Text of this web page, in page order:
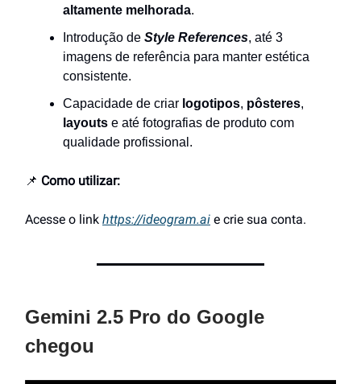
altamente melhorada.
Introdução de Style References, até 3
imagens de referência para manter estética
consistente.
Capacidade de criar logotipos, pôsteres,
layouts e até fotografias de produto com
qualidade profissional.
📌 Como utilizar:
Acesse o link https://ideogram.ai e crie sua conta.
Gemini 2.5 Pro do Google
chegou